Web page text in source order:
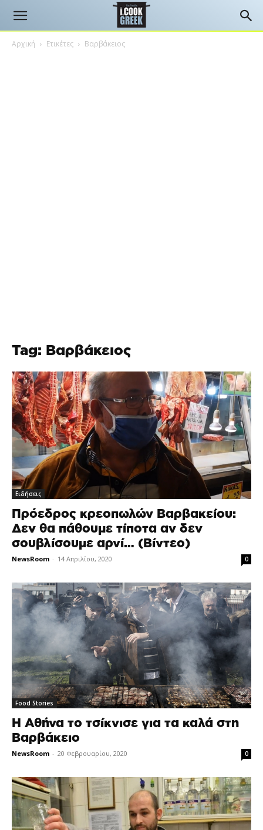
Αρχική Ετικέτες Βαρβάκειος
Tag: Βαρβάκειος
Ειδήσεις
Πρόεδρος κρεοπωλών Βαρβακείου:
Δεν θα πάθουμε τίποτα αν δεν
σουβλίσουμε αρνί… (Βίντεο)
NewsRoom - 14 Απριλίου, 2020 0
Food Stories
Η Αθήνα το τσίκνισε για τα καλά στη
Βαρβάκειο
NewsRoom - 20 Φεβρουαρίου, 2020 0